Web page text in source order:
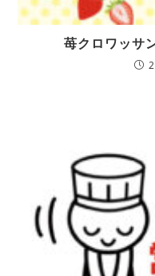
苺クロワッサ